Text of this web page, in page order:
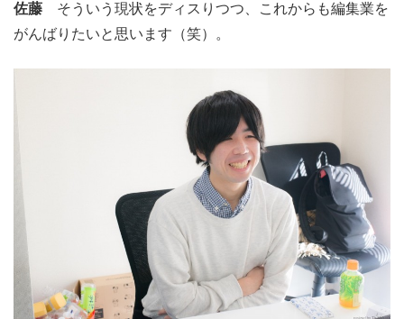
佐藤 そういう現状をディスりつつ、これからも編集業を
がんばりたいと思います（笑）。